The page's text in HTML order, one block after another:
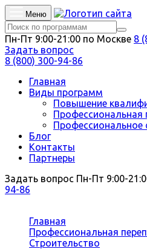
Меню
Пн-Пт 9:00-21:00 по Москве 8
Задать вопрос
8 (800) 300-94-86
Главная
Виды программ
Повышение
Профессиональная
Профессиональное
Блог
Контакты
Партнеры
Задать вопрос Пн-Пт 9:00-
94-86
Главная
Профессиональная
Строительство